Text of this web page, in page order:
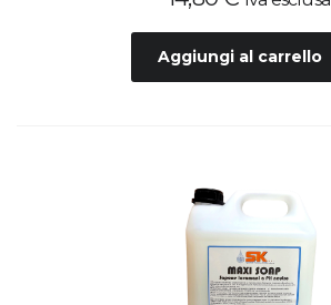
Aggiungi al carrello